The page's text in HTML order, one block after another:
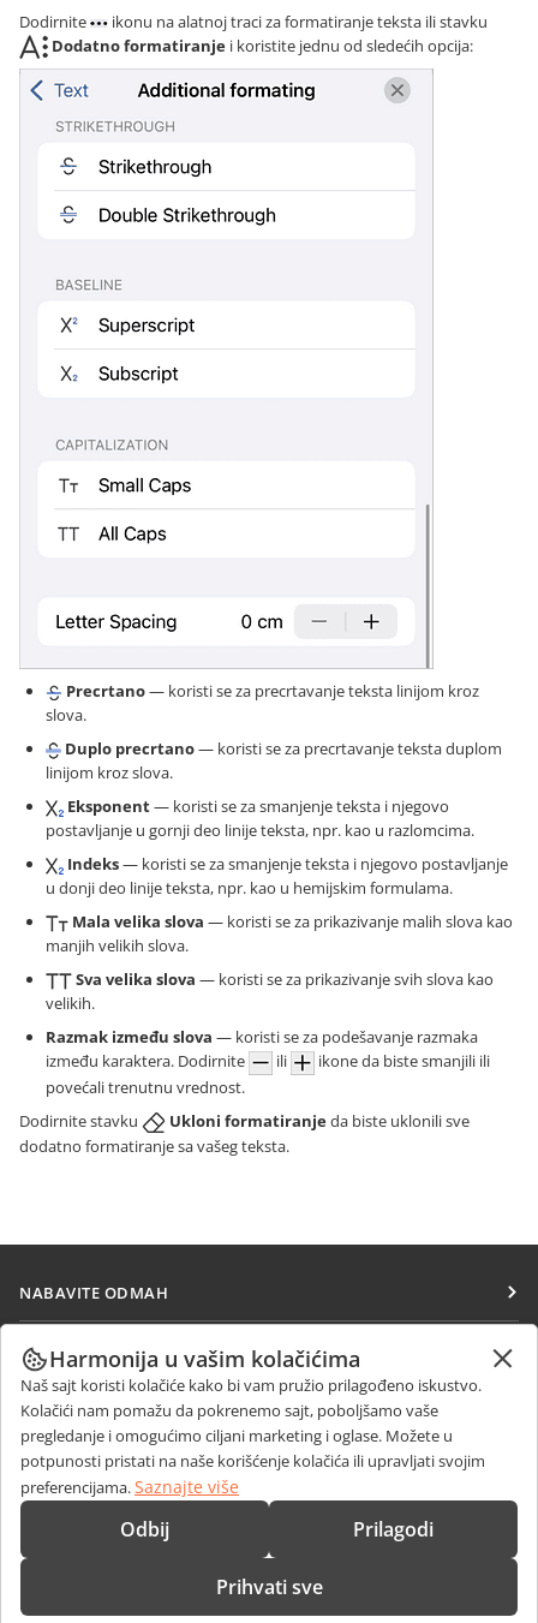
Dodirnite
ikonu na alatnoj traci za formatiranje teksta ili stavku
Dodatno formatiranje i koristite jednu od sledećih opcija:
Precrtano— koristi se za precrtavanje teksta linijom kroz
slova.
Duplo precrtano— koristi se za precrtavanje teksta duplom
linijom kroz slova.
Eksponent— koristi se za smanjenje teksta i njegovo
postavljanje u gornji deo linije teksta, npr. kao u razlomcima.
Indeks— koristi se za smanjenje teksta i njegovo postavljanje
u donji deo linije teksta, npr. kao u hemijskim formulama.
Mala velika slova — koristi se za prikazivanje malih slova kao
manjih velikih slova.
Sva velika slova — koristi se za prikazivanje svih slova kao
velikih.
Razmak između slova — koristi se za podešavanje razmaka
između karaktera. Dodirnite
ili
ikone da biste smanjili ili
povećali trenutnu vrednost.
Dodirnite stavku
Ukloni formatiranjeda biste uklonili sve
dodatno formatiranje sa vašeg teksta.
NABAVITE ODMAH
Docs
DocSpace
Workspace
Konektori
Desktop aplikacije
Mobilne aplikacije
SARAĐUJTE
Za doprinosioce
Za prevodioce
Za influensere
Slobodna radna mesta
PRIMAJTE VESTI
Blog
DOBIJTE POMOĆ
Forum
KONTAKTIRAJTE NAS
Pitanja o prodaji
sales@onlyoffice.com
Harmonija u vašim kolačićima
Naš sajt koristi kolačiće kako bi vam pružio prilagođeno iskustvo.
Kolačići nam pomažu da pokrenemo sajt, poboljšamo vaše
pregledanje i omogućimo ciljani marketing i oglase. Možete u
potpunosti pristati na naše korišćenje kolačića ili upravljati svojim
preferencijama.Saznajte više
Odbij Prilagodi
Prihvati sve